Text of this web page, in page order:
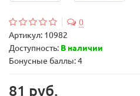
0
Артикул: 10982
Доступность: В наличии
Бонусные баллы: 4
81 руб.